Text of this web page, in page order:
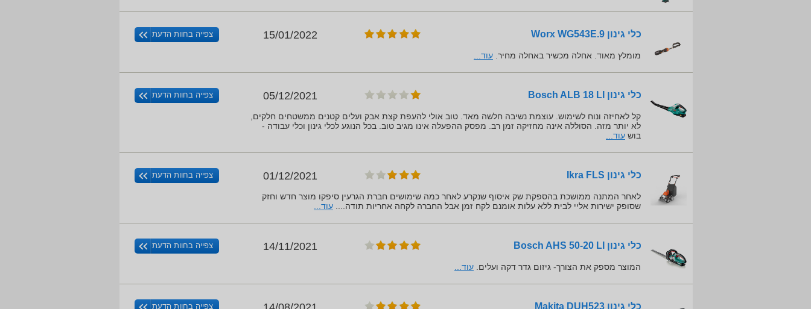
כלי גינון Worx WG543E.9 15/01/2022 צפייה בחוות הדעת
מומלץ מאוד. אחלה מכשיר באחלה מחיר. עוד...
כלי גינון Bosch ALB 18 LI 05/12/2021 צפייה בחוות הדעת
קל לאחיזה ונוח לשימוש. עוצמת נשיבה חלשה מאד. טוב אולי להעפת קצת אבק ועלים קטנים ממשטחים חלקים,
לא יותר מזה. הסוללה אינה מחזיקה זמן רב. מפסק ההפעלה אינו מגיב טוב. בכל הנוגע לכלי גינון וכלי עבודה -
בוש עוד...
כלי גינון Ikra FLS 01/12/2021 צפייה בחוות הדעת
לאחר המתנה ממושכת בהספקת שק איסוף שנקרע לאחר כמה שימושים חברת הגרעין סיפקו מוצר חדש וחזק
שסופק ישירות אליי לבית ללא עלות אומנם לקח זמן אבל החברה לקחה אחריות תודה.... עוד...
כלי גינון Bosch AHS 50-20 LI 14/11/2021 צפייה בחוות הדעת
המוצר מספק את הצורך- גיזום גדר דקה ועלים. עוד...
כלי גינון Makita DUH523 צפייה בחוות הדעת